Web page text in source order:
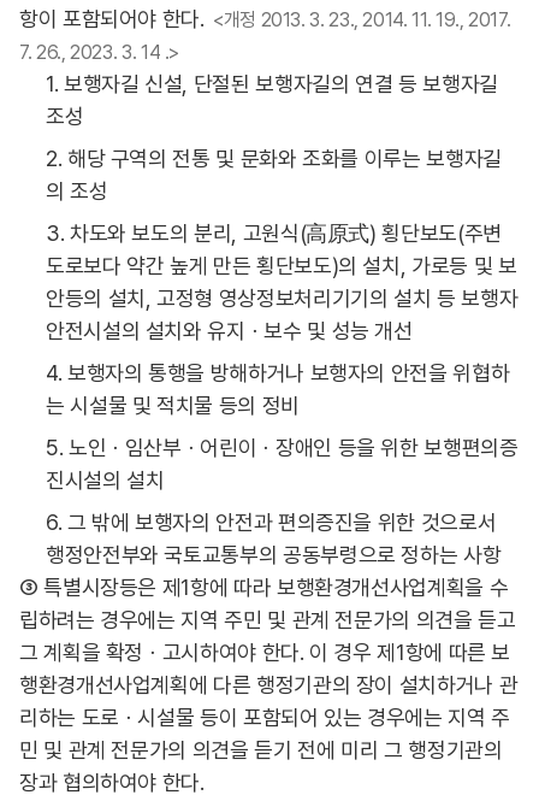
항이 포함되어야 한다. <개정 2013. 3. 23., 2014. 11. 19., 2017.
7. 26., 2023. 3. 14 .>
1. 보행자길 신설, 단절된 보행자길의 연결 등 보행자길
조성
2. 해당 구역의 전통 및 문화와 조화를 이루는 보행자길
의 조성
3. 차도와 보도의 분리, 고원식(高原式) 횡단보도(주변
도로보다 약간 높게 만든 횡단보도)의 설치, 가로등 및 보
안등의 설치, 고정형 영상정보처리기기의 설치 등 보행자
안전시설의 설치와 유지ㆍ보수 및 성능 개선
4. 보행자의 통행을 방해하거나 보행자의 안전을 위협하
는 시설물 및 적치물 등의 정비
5. 노인ㆍ임산부ㆍ어린이ㆍ장애인 등을 위한 보행편의증
진시설의 설치
6. 그 밖에 보행자의 안전과 편의증진을 위한 것으로서
행정안전부와 국토교통부의 공동부령으로 정하는 사항
③ 특별시장등은 제1항에 따라 보행환경개선사업계획을 수
립하려는 경우에는 지역 주민 및 관계 전문가의 의견을 듣고
그 계획을 확정ㆍ고시하여야 한다. 이 경우 제1항에 따른 보
행환경개선사업계획에 다른 행정기관의 장이 설치하거나 관
리하는 도로ㆍ시설물 등이 포함되어 있는 경우에는 지역 주
민 및 관계 전문가의 의견을 듣기 전에 미리 그 행정기관의
장과 협의하여야 한다.